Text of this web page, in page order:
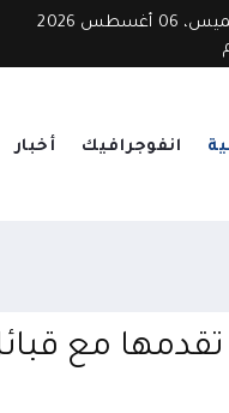
الخميس، 06 أغسطس 2026
انفوجرافيك أخبار
تقدمها مع